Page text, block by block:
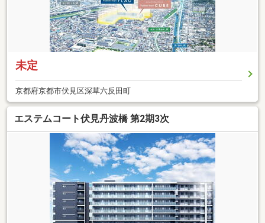
未定
京都府京都市伏見区深草六反田町
エステムコート伏見丹波橋 第2期3次